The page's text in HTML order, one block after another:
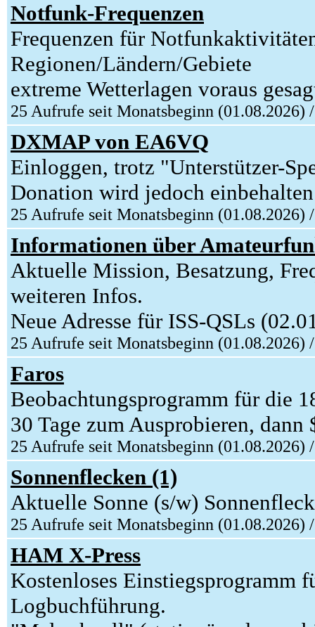
Notfunk-Frequenzen
Frequenzen für
Regionen/Ländern/Gebiete
extreme Wetterlagen voraus
25 Aufrufe seit Monatsbeginn
DXMAP von EA6VQ
Einloggen, trotz "Unterstützer-
Donation wird jedoch
25 Aufrufe seit Monatsbeginn
Informationen über
Aktuelle Mission, Besatzung,
weiteren Infos.
Neue Adresse für ISS-QSLs
25 Aufrufe seit Monatsbeginn
Faros
Beobachtungsprogramm für die
30 Tage zum Ausprobieren,
25 Aufrufe seit Monatsbeginn
Sonnenflecken (1)
Aktuelle Sonne (s/w)
25 Aufrufe seit Monatsbeginn
HAM X-Press
Kostenloses Einstiegsprogramm
Logbuchführung.